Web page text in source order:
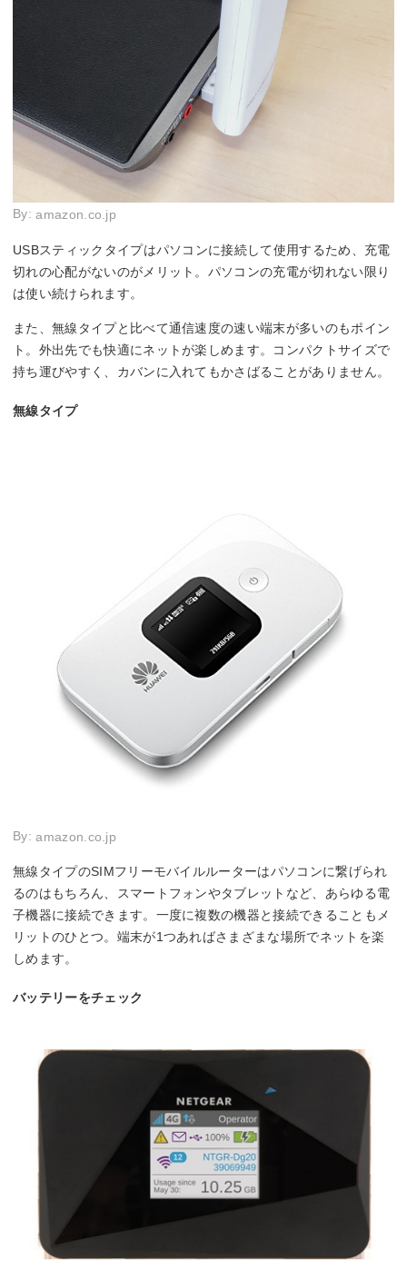
By:amazon.co.jp
USBスティックタイプはパソコンに接続して使用するため、充電
切れの心配がないのがメリット。パソコンの充電が切れない限り
は使い続けられます。
また、無線タイプと比べて通信速度の速い端末が多いのもポイン
ト。外出先でも快適にネットが楽しめます。コンパクトサイズで
持ち運びやすく、カバンに入れてもかさばることがありません。
無線タイプ
By:amazon.co.jp
無線タイプのSIMフリーモバイルルーターはパソコンに繋げられ
るのはもちろん、スマートフォンやタブレットなど、あらゆる電
子機器に接続できます。一度に複数の機器と接続できることもメ
リットのひとつ。端末が1つあればさまざまな場所でネットを楽
しめます。
バッテリーをチェック